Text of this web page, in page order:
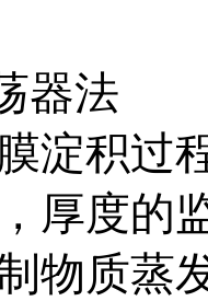
器法
淀积过
厚度的
物质蒸